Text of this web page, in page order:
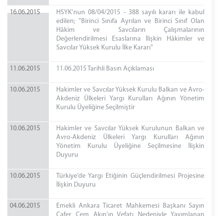
16.06.2015
HSYK'nun 08/04/2015 - 388 sayılı kararı ile kabul
edilen; "Birinci Sınıfa Ayrılan ve Birinci Sınıf Olan
Hâkim ve Savcıların Çalışmalarının
Değerlendirilmesi Esaslarına İlişkin Hâkimler ve
Savcılar Yüksek Kurulu İlke Kararı"
11.06.2015 11.06.2015 Tarihli Basın Açıklaması
10.06.2015
Hakimler ve Savcılar Yüksek Kurulu Balkan ve Avro-
Akdeniz Ülkeleri Yargı Kurulları Ağının Yönetim
Kurulu Üyeliğine Seçilmiştir
10.06.2015
Hakimler ve Savcılar Yüksek Kurulunun Balkan ve
Avro-Akdeniz Ülkeleri Yargı Kurulları Ağının
Yönetim Kurulu Üyeliğine Seçilmesine İlişkin
Duyuru
10.06.2015
Türkiye’de Yargı Etiğinin Güçlendirilmesi Projesine
İlişkin Duyuru
04.06.2015
Emekli Ankara Ticaret Mahkemesi Başkanı Sayın